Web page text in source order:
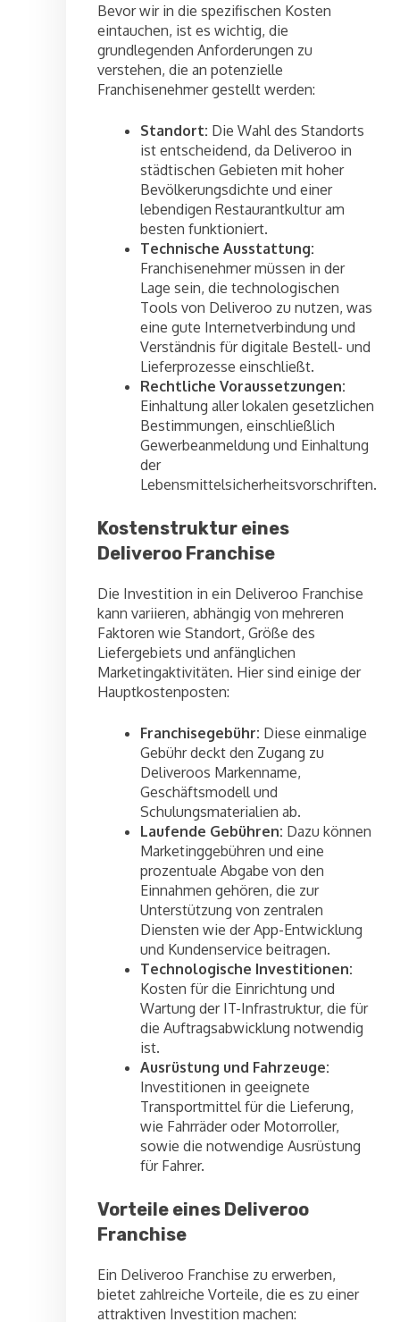
Bevor wir in die spezifischen Kosten
eintauchen, ist es wichtig, die
grundlegenden Anforderungen zu
verstehen, die an potenzielle
Franchisenehmer gestellt werden:
Standort: Die Wahl des Standorts
ist entscheidend, da Deliveroo in
städtischen Gebieten mit hoher
Bevölkerungsdichte und einer
lebendigen Restaurantkultur am
besten funktioniert.
Technische Ausstattung:
Franchisenehmer müssen in der
Lage sein, die technologischen
Tools von Deliveroo zu nutzen, was
eine gute Internetverbindung und
Verständnis für digitale Bestell- und
Lieferprozesse einschließt.
Rechtliche Voraussetzungen:
Einhaltung aller lokalen gesetzlichen
Bestimmungen, einschließlich
Gewerbeanmeldung und Einhaltung
der
Lebensmittelsicherheitsvorschriften.
Kostenstruktur eines
Deliveroo Franchise
Die Investition in ein Deliveroo Franchise
kann variieren, abhängig von mehreren
Faktoren wie Standort, Größe des
Liefergebiets und anfänglichen
Marketingaktivitäten. Hier sind einige der
Hauptkostenposten:
Franchisegebühr: Diese einmalige
Gebühr deckt den Zugang zu
Deliveroos Markenname,
Geschäftsmodell und
Schulungsmaterialien ab.
Laufende Gebühren: Dazu können
Marketinggebühren und eine
prozentuale Abgabe von den
Einnahmen gehören, die zur
Unterstützung von zentralen
Diensten wie der App-Entwicklung
und Kundenservice beitragen.
Technologische Investitionen:
Kosten für die Einrichtung und
Wartung der IT-Infrastruktur, die für
die Auftragsabwicklung notwendig
ist.
Ausrüstung und Fahrzeuge:
Investitionen in geeignete
Transportmittel für die Lieferung,
wie Fahrräder oder Motorroller,
sowie die notwendige Ausrüstung
für Fahrer.
Vorteile eines Deliveroo
Franchise
Ein Deliveroo Franchise zu erwerben,
bietet zahlreiche Vorteile, die es zu einer
attraktiven Investition machen: